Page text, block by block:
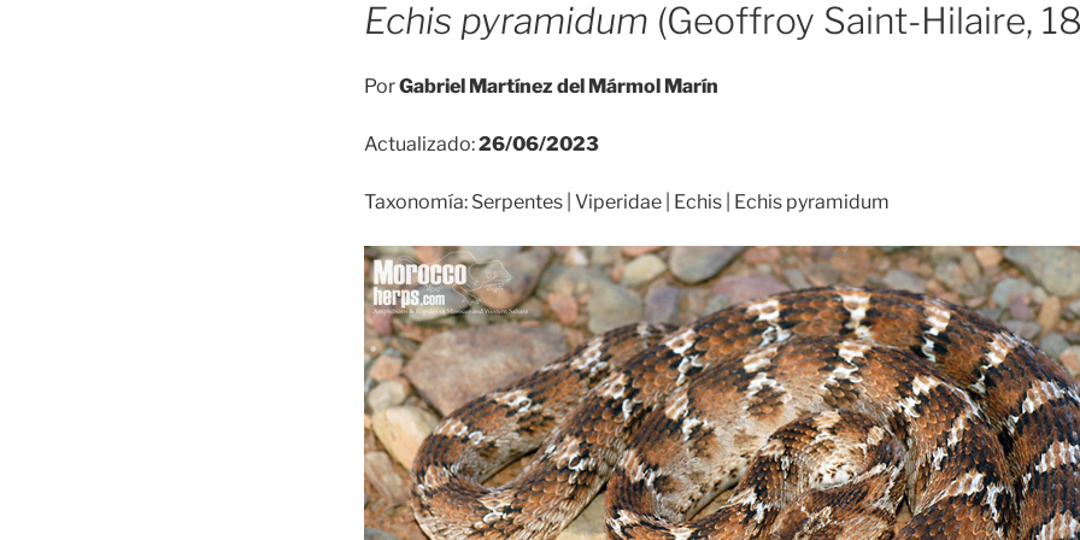
Echis pyramidum (Geoffroy Saint-Hilaire,
PorGabriel Martínez del Mármol Marín
Actualizado:26/06/2023
Taxonomía: Serpentes | Viperidae | Echis | Echis pyramidum